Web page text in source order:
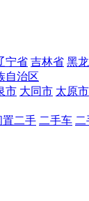
宁省 吉林省 黑
自治区
市 大同市 太原市
置二手 二手车